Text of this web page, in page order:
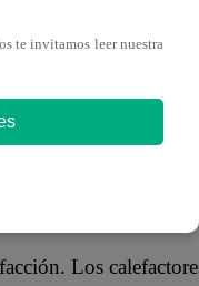
visual, visión
Los
te invitamos leer nuestra